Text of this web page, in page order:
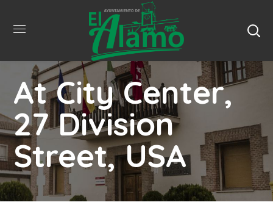
At City Center,
27 Division
Street, USA